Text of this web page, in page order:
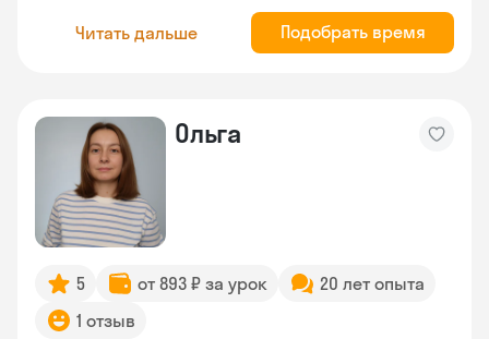
Читать дальше Подобрать время
Ольга
5 от 893 ₽ за урок
20 лет опыта
1 отзыв